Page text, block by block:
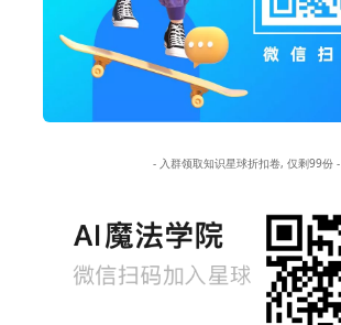
- 入群领取知识星球折扣卷, 仅剩99份 -